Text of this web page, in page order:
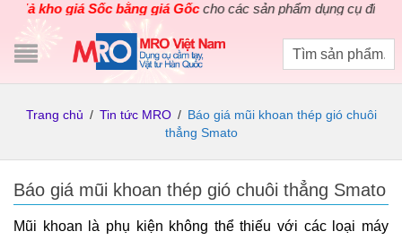
Sốc bằng giá Gốccho các sản phẩm dụng cụ điện cầm tay
Trang chủ / Tin tức MRO / Báo giá mũi khoan thép gió chuôi
thẳng Smato
Báo giá mũi khoan thép gió chuôi thẳng Smato
Mũi khoan là phụ kiện không thể thiếu với các loại máy